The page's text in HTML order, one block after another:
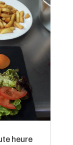
heure